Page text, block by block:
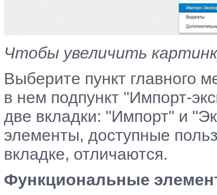
Чтобы увеличить
Выберите пункт главного
в нем подпункт "Импорт-
две вкладки: "Импорт" и
элементы, доступные
вкладке, отличаются.
Функциональные